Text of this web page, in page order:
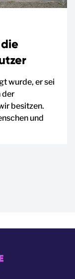
wurde, er sei
der
besitzen.
und